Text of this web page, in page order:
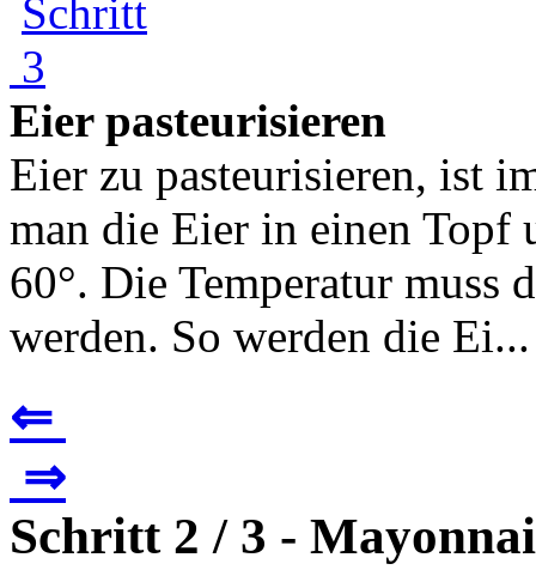
Eier pasteurisieren
Eier zu pasteurisieren, ist
man die Eier in einen Topf
60°. Die Temperatur muss
werden. So werden die Ei...
⇐
⇒
Schritt 2 / 3 -